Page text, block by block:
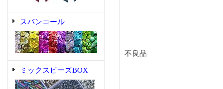
スパンコール
ミックスビーズBOX
不良品